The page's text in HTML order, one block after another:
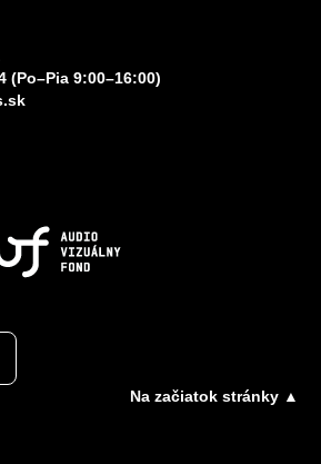
(Po–Pia 9:00–16:00)
Na začiatok stránky ▲